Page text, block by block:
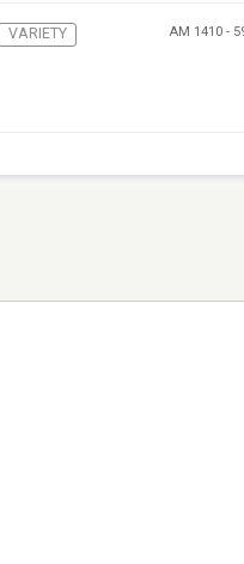
VARIETY AM 1410 -